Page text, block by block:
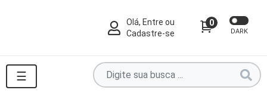
Olá, Entre ou
Cadastre-se
0
DARK
☰
Pesquise
por